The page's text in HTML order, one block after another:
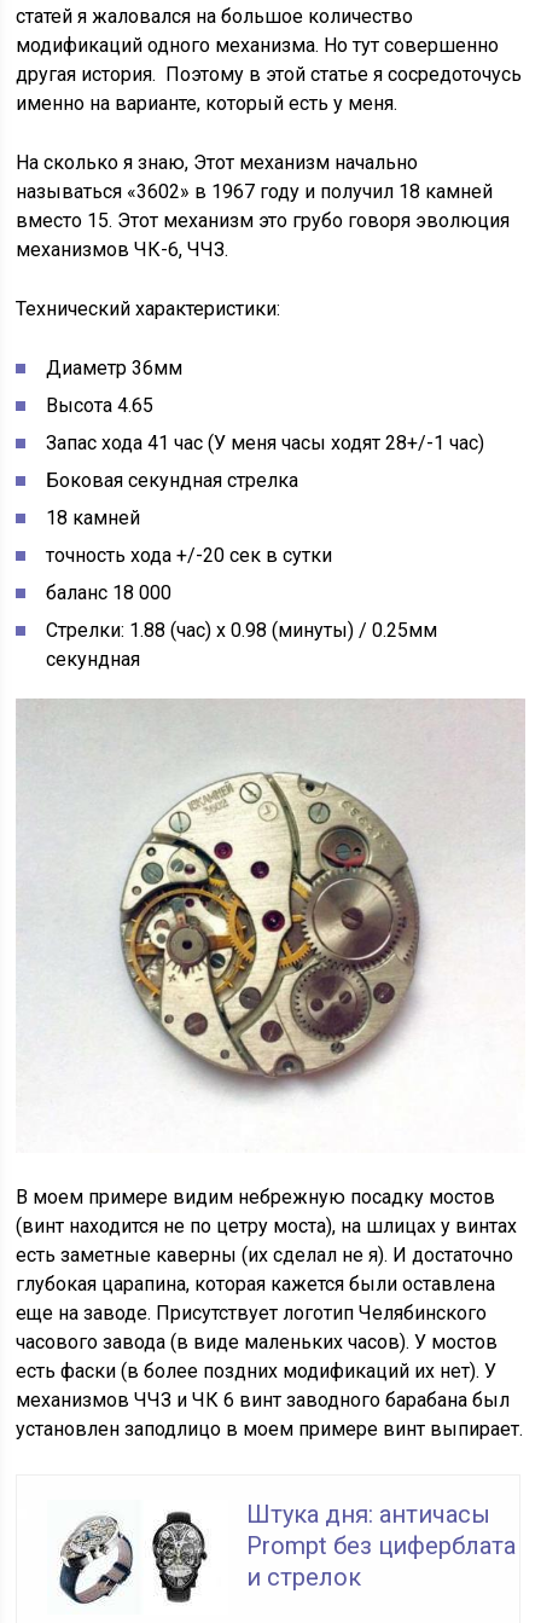
статей я жаловался на большое количество
модификаций одного механизма. Но тут совершенно
другая история. Поэтому в этой статье я сосредоточусь
именно на варианте, который есть у меня.
На сколько я знаю, Этот механизм начально
называться «3602» в 1967 году и получил 18 камней
вместо 15. Этот механизм это грубо говоря эволюция
механизмов ЧК-6, ЧЧЗ.
Технический характеристики:
Диаметр 36мм
Высота 4.65
Запас хода 41 час (У меня часы ходят 28+/-1 час)
Боковая секундная стрелка
18 камней
точность хода +/-20 сек в сутки
баланс 18 000
Стрелки: 1.88 (час) x 0.98 (минуты) / 0.25мм
секундная
В моем примере видим небрежную посадку мостов
(винт находится не по цетру моста), на шлицах у винтах
есть заметные каверны (их сделал не я). И достаточно
глубокая царапина, которая кажется были оставлена
еще на заводе. Присутствует логотип Челябинского
часового завода (в виде маленьких часов). У мостов
есть фаски (в более поздних модификаций их нет). У
механизмов ЧЧЗ и ЧК 6 винт заводного барабана был
установлен заподлицо в моем примере винт выпирает.
Штука дня: античасы
Prompt без циферблата
и стрелок